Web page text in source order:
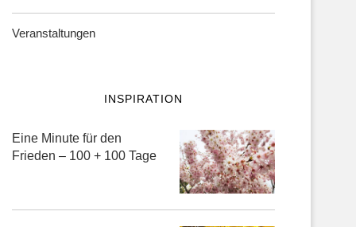
Veranstaltungen
INSPIRATION
Eine Minute für den
Frieden – 100 + 100 Tage